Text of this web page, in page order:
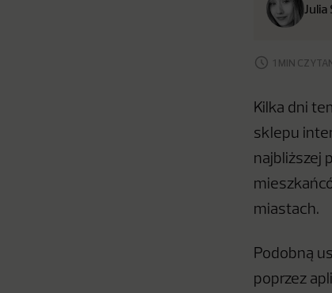
Julia
1 MIN
Kilka dni
sklepu
najbliższej
miastach.
Podobną
poprzez